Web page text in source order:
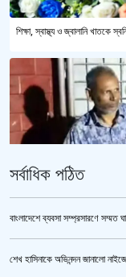
শিক্ষা, স্বাস্থ্য ও জ্বালানি খাতকে
তনু হত্যা মামলায় ফের গ্রেপ্তার
সর্বাধিক পঠিত
বাংলাদেশে ব্যবসা সম্প্রসারণে সম্মত
শেখ হাসিনাকে অভিনন্দন জানালো